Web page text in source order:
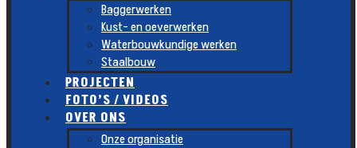
Baggerwerken
Kust- en oeverwerken
Waterbouwkundige werken
Staalbouw
PROJECTEN
FOTO’S / VIDEOS
OVER ONS
Onze organisatie